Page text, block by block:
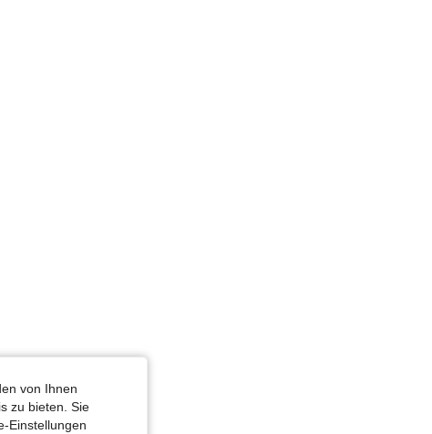
von Ihnen
zu bieten. Sie
Einstellungen